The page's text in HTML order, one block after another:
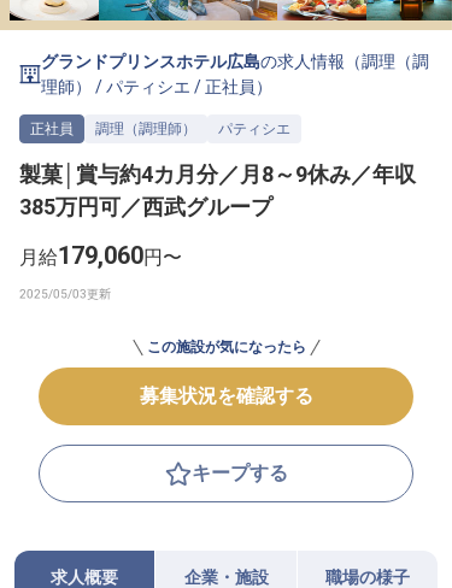
無料 転職サポートに申し込む
グランドプリンスホテル広島の求人情報（調理（調
理師）
/パティシエ /正社員 ）
正社員 調理（調理師） パティシエ
製菓│賞与約4カ月分／月8～9休み／年収
385万円可／西武グループ
月給179,060円〜
この施設が気になったら
募集状況を確認する
キープする
求人概要 企業・施設 職場の様子